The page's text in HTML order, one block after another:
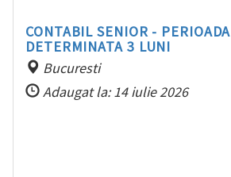
CONTABIL SENIOR - PERIOADA
DETERMINATA 3 LUNI
Bucuresti
Adaugat la: 14 iulie 2026